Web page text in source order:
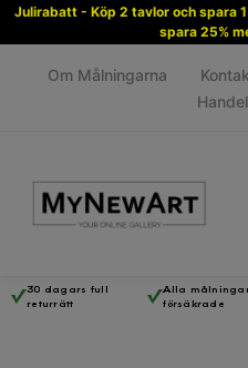
Julirabatt - Köp 2 tavlor och spara
spara 25%
Om Målningarna
Inga
30 dagars full
returrätt
Alla
försäkrade